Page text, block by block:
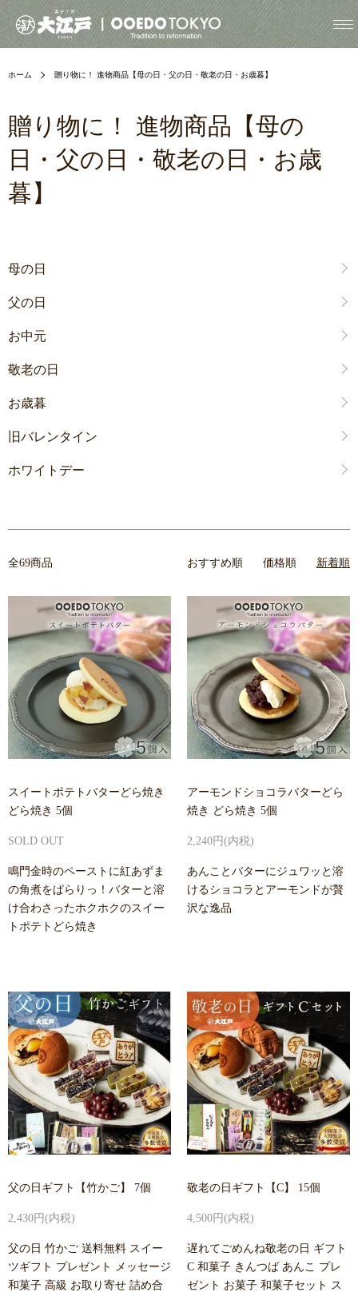
ホーム 贈り物に！ 進物商品【母の日・父の日・敬老の日・お歳暮】
贈り物に！ 進物商品【母の
日・父の日・敬老の日・お歳
暮】
母の日
父の日
お中元
敬老の日
お歳暮
旧バレンタイン
ホワイトデー
全69商品 おすすめ順 価格順 新着順
スイートポテトバターどら焼き
どら焼き 5個
SOLD OUT
鳴門金時のペーストに紅あずま
の角煮をぱらりっ！バターと溶
け合わさったホクホクのスイー
トポテトどら焼き
アーモンドショコラバターどら
焼き どら焼き 5個
2,240円(内税)
あんことバターにジュワッと溶
けるショコラとアーモンドが贅
沢な逸品
父の日ギフト【竹かご】 7個
2,430円(内税)
父の日 竹かご 送料無料 スイー
ツギフト プレゼント メッセージ
和菓子 高級 お取り寄せ 詰め合
敬老の日ギフト【C】 15個
4,500円(内税)
遅れてごめんね敬老の日 ギフト
C 和菓子 きんつば あんこ プレ
ゼント お菓子 和菓子セット ス